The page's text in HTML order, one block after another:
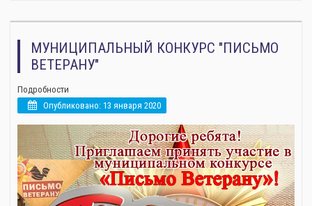
МУНИЦИПАЛЬНЫЙ КОНКУРС "ПИСЬМО
ВЕТЕРАНУ"
Подробности
Опубликовано: 13 января 2020